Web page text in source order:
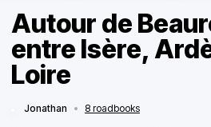
Autour de
entre Isère,
Loire
Jonathan • 8 roadbooks